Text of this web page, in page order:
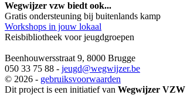
Wegwijzer vzw biedt ook...
Gratis ondersteuning bij buitenlands kamp
Workshops in jouw lokaal
Reisbibliotheek voor jeugdgroepen
Beenhouwersstraat 9, 8000 Brugge
050 33 75 88 - jeugd@wegwijzer.be
© 2026 - gebruiksvoorwaarden
Dit project is een initiatief van Wegwijzer VZW